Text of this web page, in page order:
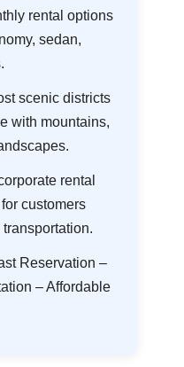
rental options
sedan,
scenic districts
with mountains,
rental
customers
Reservation –
– Affordable